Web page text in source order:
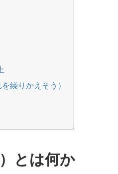
繰りかえそう）
とは何か